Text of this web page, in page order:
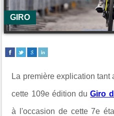
GIRO
La première explication tant
cette 109e édition duGiro
à l'occasion de cette 7e